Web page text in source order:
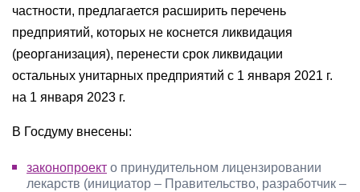
частности, предлагается расширить перечень
предприятий, которых не коснется ликвидация
(реорганизация), перенести срок ликвидации
остальных унитарных предприятий с 1 января 2021 г.
на 1 января 2023 г.
В Госдуму внесены:
законопроект о принудительном лицензировании
лекарств (инициатор – Правительство, разработчик –